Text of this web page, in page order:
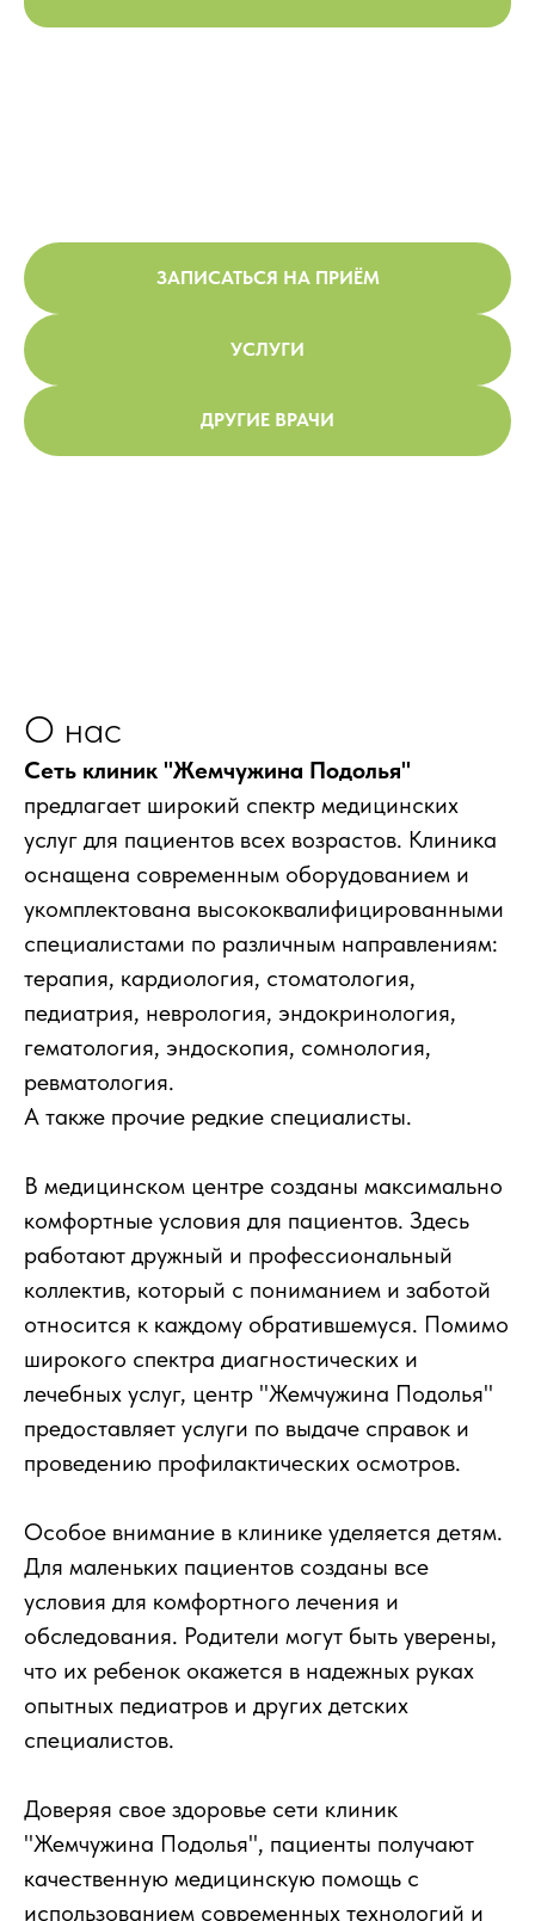
ЗАПИСАТЬСЯ НА ПРИЁМ
УСЛУГИ
ДРУГИЕ ВРАЧИ
О нас
Сеть клиник "Жемчужина Подолья"
предлагает широкий спектр медицинских
услуг для пациентов всех возрастов. Клиника
оснащена современным оборудованием и
укомплектована высококвалифицированными
специалистами по различным направлениям:
терапия, кардиология, стоматология,
педиатрия, неврология, эндокринология,
гематология, эндоскопия, сомнология,
ревматология.
А также прочие редкие специалисты.
В медицинском центре созданы максимально
комфортные условия для пациентов. Здесь
работают дружный и профессиональный
коллектив, который с пониманием и заботой
относится к каждому обратившемуся. Помимо
широкого спектра диагностических и
лечебных услуг, центр "Жемчужина Подолья"
предоставляет услуги по выдаче справок и
проведению профилактических осмотров.
Особое внимание в клинике уделяется детям.
Для маленьких пациентов созданы все
условия для комфортного лечения и
обследования. Родители могут быть уверены,
что их ребенок окажется в надежных руках
опытных педиатров и других детских
специалистов.
Доверяя свое здоровье сети клиник
"Жемчужина Подолья", пациенты получают
качественную медицинскую помощь с
использованием современных технологий и